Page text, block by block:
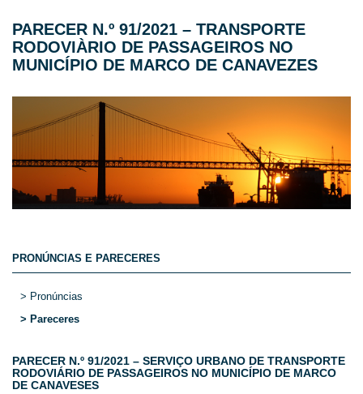
PARECER N.º 91/2021 – TRANSPORTE
RODOVIÀRIO DE PASSAGEIROS NO
MUNICÍPIO DE MARCO DE CANAVEZES
PRONÚNCIAS E PARECERES
> Pronúncias
> Pareceres
PARECER N.º 91/2021 – SERVIÇO URBANO DE TRANSPORTE
RODOVIÁRIO DE PASSAGEIROS NO MUNICÍPIO DE MARCO
DE CANAVESES